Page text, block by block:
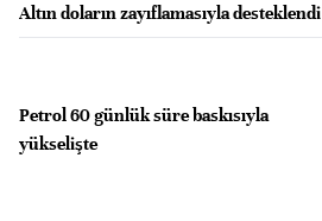
Altın doların zayıflamasıyla desteklendi
Petrol 60 günlük süre baskısıyla
yükselişte